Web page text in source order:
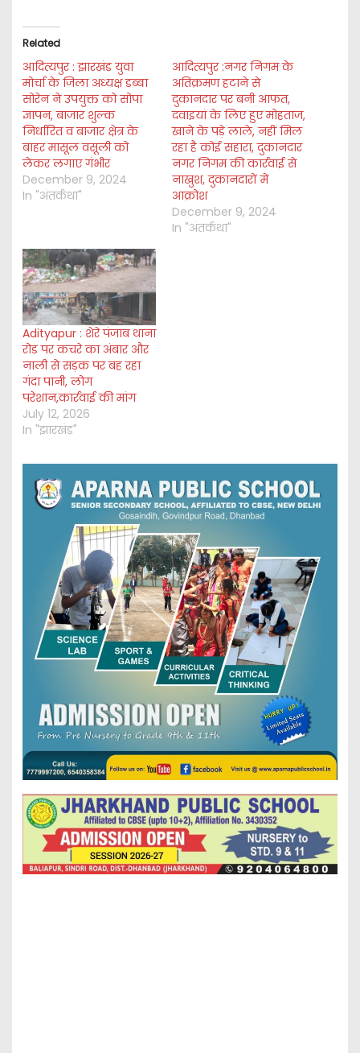
i
n
g
…
Related
आदित्यपुर : झारखंड युवा
मोर्चा के जिला अध्यक्ष डब्बा
सोरेन ने उपयुक्त को सोपा
ज्ञापन, बाजार शुल्क
निर्धारित व बाजार क्षेत्र के
बाहर मासूल वसूली को
लेकर लगाए गंभीर
December 9, 2024
In "अंतर्कथा"
आदित्यपुर :नगर निगम के
अतिक्रमण हटाने से
दुकानदार पर बनी आफत,
दवाइयां के लिए हुए मोहताज,
खाने के पड़े लाले, नहीं मिल
रहा है कोई सहारा, दुकानदार
नगर निगम की कार्रवाई से
नाखुश, दुकानदारों में
आक्रोश
December 9, 2024
In "अंतर्कथा"
Adityapur : शेरे पंजाब थाना
रोड पर कचरे का अंबार और
नाली से सड़क पर बह रहा
गंदा पानी, लोग
परेशान,कार्रवाई की मांग
July 12, 2026
In "झारखंड"